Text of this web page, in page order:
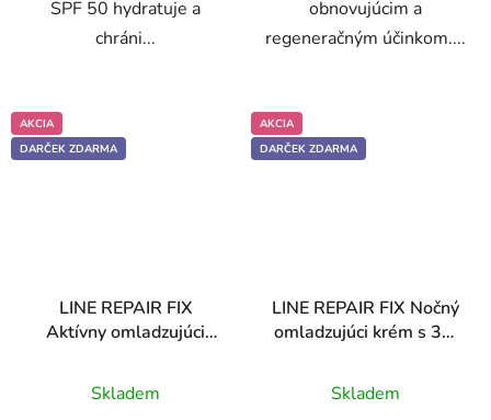
SPF 50 hydratuje a
chráni...
obnovujúcim a
regeneračným účinkom....
AKCIA
DARČEK ZDARMA
LINE REPAIR FIX
Aktívny omladzujúci
hodnotenie
Skladem
AKCIA
DARČEK ZDARMA
LINE REPAIR FIX Nočný
omladzujúci krém s 3%
hodnotenie
Skladem